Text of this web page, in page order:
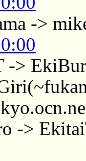
->
->
->